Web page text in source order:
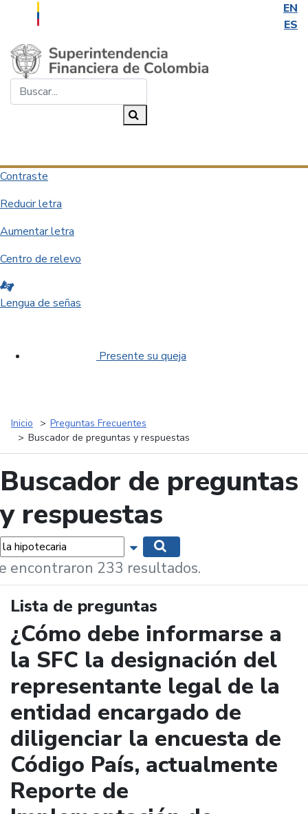
EN
ES
Saltar al contenido principal
Contraste
Reducir letra
Aumentar letra
Centro de relevo
Lengua de señas
Presente su queja
Inicio
Preguntas Frecuentes
Buscador de preguntas y respuestas
Buscador de preguntas
y respuestas
Mostrar opciones de búsqueda
encontraron 233 resultados.
Lista de preguntas
¿Cómo debe informarse a
la SFC la designación del
representante legal de la
entidad encargado de
diligenciar la encuesta de
Código País, actualmente
Reporte de